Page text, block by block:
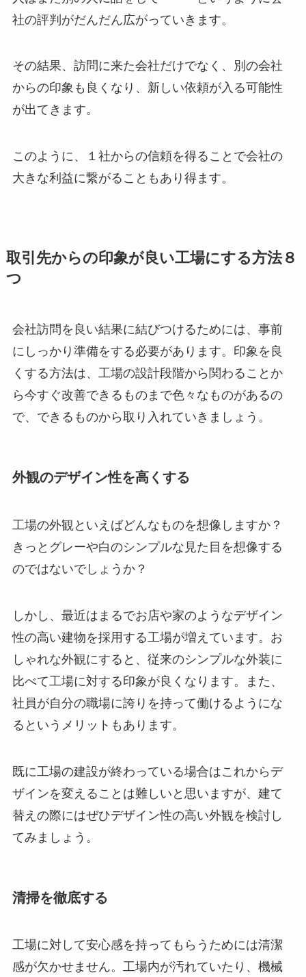
社の評判がだんだん広がっていきます。
その結果、訪問に来た会社だけでなく、別の会社
からの印象も良くなり、新しい依頼が入る可能性
が出てきます。
このように、１社からの信頼を得ることで会社の
大きな利益に繋がることもあり得ます。
取引先からの印象が良い工場にする方法８
つ
会社訪問を良い結果に結びつけるためには、事前
にしっかり準備をする必要があります。印象を良
くする方法は、工場の設計段階から関わることか
ら今すぐ改善できるものまで色々なものがあるの
で、できるものから取り入れていきましょう。
外観のデザイン性を高くする
工場の外観といえばどんなものを想像しますか？
きっとグレーや白のシンプルな見た目を想像する
のではないでしょうか？
しかし、最近はまるでお店や家のようなデザイン
性の高い建物を採用する工場が増えています。お
しゃれな外観にすると、従来のシンプルな外装に
比べて工場に対する印象が良くなります。また、
社員が自分の職場に誇りを持って働けるようにな
るというメリットもあります。
既に工場の建設が終わっている場合はこれからデ
ザインを変えることは難しいと思いますが、建て
替えの際にはぜひデザイン性の高い外観を検討し
てみましょう。
清掃を徹底する
工場に対して安心感を持ってもらうためには清潔
感が欠かせません。工場内が汚れていたり、機械